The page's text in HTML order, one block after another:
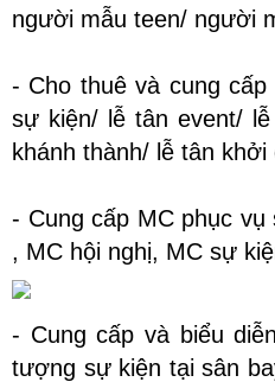
người mẫu teen/ người
- Cho thuê và cung cấp
sự kiện/ lễ tân event/
khánh thành/ lễ tân
- Cung cấp MC phục
, MC hội nghị, MC sự
- Cung cấp và biểu
tượng sự kiện tại sân